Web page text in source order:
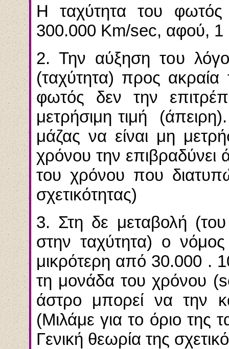
Η ταχύτητα του
300.000 Km/sec, αφού, 1
2. Την αύξηση του
(ταχύτητα) προς
φωτός δεν την
μετρήσιμη τιμή
μάζας να είναι μη
χρόνου την επιβραδύνει
του χρόνου που
σχετικότητας)
3. Στη δε μεταβολή
στην ταχύτητα) ο
μικρότερη από 30.000 .
τη μονάδα του χρόνου (
άστρο μπορεί να την
(Μιλάμε για το όριο της
Γενική θεωρία της